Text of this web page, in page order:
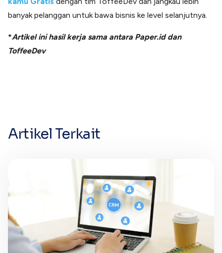
banyak pelanggan untuk bawa bisnis ke level selanjutnya.
*Artikel ini hasil kerja sama antara Paper.id dan
ToffeeDev
Artikel Terkait